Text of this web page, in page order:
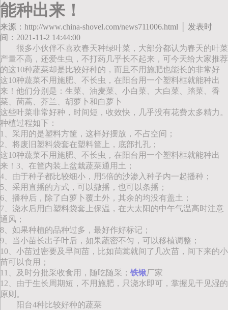
能种出来！
来源：http://www.china-shovel.com/news711006.html │ 发表时
间：2021-11-2 14:44:00
很多小伙伴不喜欢春天种绿叶菜，大部分都认为春天的叶菜
产量不高，还爱生虫，不打药几乎长不起来，可今天给大家推荐
的这10种蔬菜却是比较好种的，而且不用施肥也能长的非常好
这10种蔬菜不用施肥、不长虫，在阳台用一个塑料框就能种出
来！他们分别是：生菜、油麦菜、小白菜、大白菜、踏菜、香
菜、茼蒿、芥兰、胡萝卜和白萝卜
这些叶菜非常好种，时间短，收效快，几乎没有花费太多精力。
种植过程如下：
1、采用的是塑料方筐，这样好摆放，不占空间；
2、将废旧塑料袋套在塑料筐上，底部扎孔；
这10种蔬菜不用施肥、不长虫，在阳台用一个塑料框就能种出
来！3、在筐内装上盆栽蔬菜通用土；
4、由于种子都比较细小，用5倍的沙渗入种子内一起播种；
5、采用直播的方式，可以撒播，也可以条播；
6、播种后，除了白萝卜覆土外，其余的均没有盖土；
7、浇水后用白塑料袋套上保温，在大太阳的中午气温高时注意
通风；
8、如果种植的品种过多，最好作好标记；
9、当小苗长出子叶后，如果蔬密不匀，可以移植调整；
10、小苗过密要及早间苗，比如茼蒿就间了几次苗，间下来的小
苗可以食用；
11、及时分批采收食用，随吃随采； 铁锹厂家
12、由于生长周期短，不用施肥，只浇水即可，掌握见干见湿的
原则。
阳台4种比较好种的蔬菜